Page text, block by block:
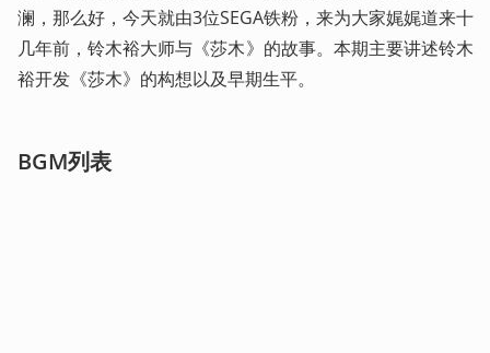
澜，那么好，今天就由3位SEGA铁粉，来为大家娓娓道来十
几年前，铃木裕大师与《莎木》的故事。本期主要讲述铃木
裕开发《莎木》的构想以及早期生平。
BGM列表